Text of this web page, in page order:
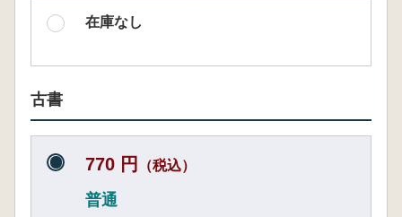
在庫なし
古書
770 円 （税込）
普通